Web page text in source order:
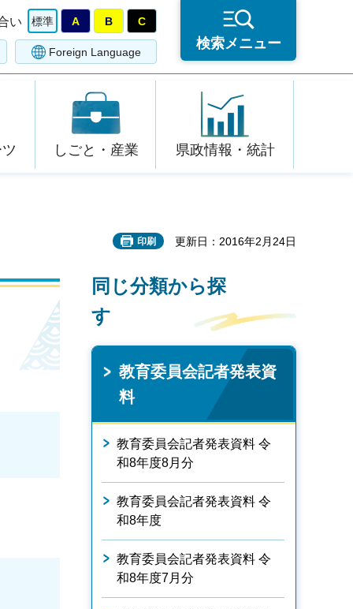
い 標準 A B C
Foreign Language
検索メニュー
しごと・産業 県政情報・統計
印刷 更新日：2016年2月24日
同じ分類から探
す
教育委員会記者発表資
料
教育委員会記者発表資料 令
和8年度8月分
教育委員会記者発表資料 令
和8年度
教育委員会記者発表資料 令
和8年度7月分